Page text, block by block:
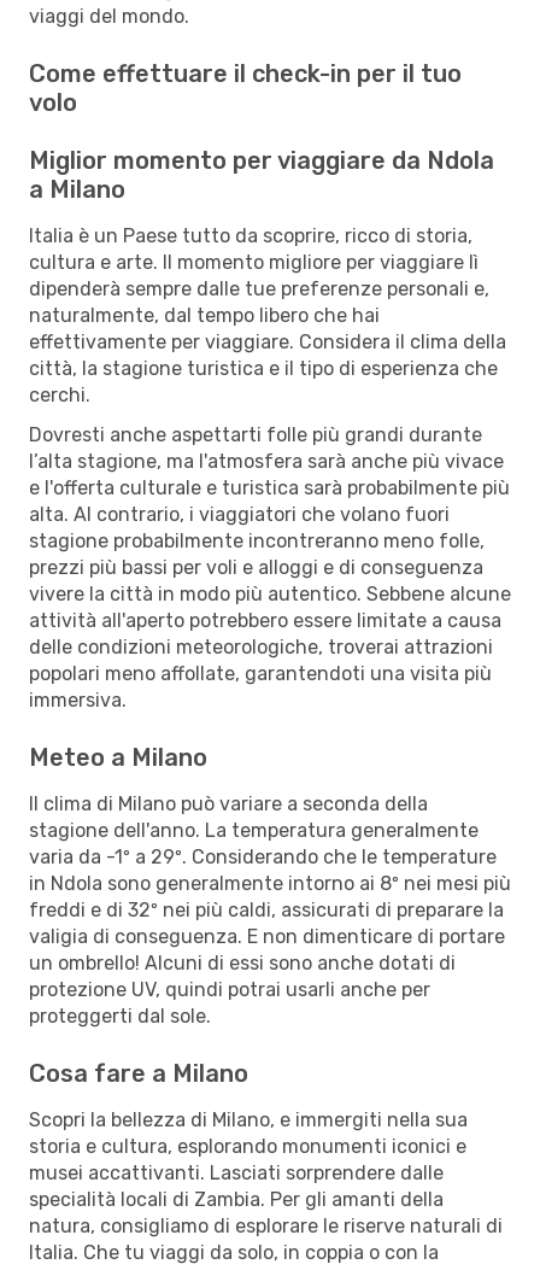
viaggi del mondo.
Come effettuare il check-in per il tuo
volo
Miglior momento per viaggiare da Ndola
a Milano
Italia è un Paese tutto da scoprire, ricco di storia,
cultura e arte. Il momento migliore per viaggiare lì
dipenderà sempre dalle tue preferenze personali e,
naturalmente, dal tempo libero che hai
effettivamente per viaggiare. Considera il clima della
città, la stagione turistica e il tipo di esperienza che
cerchi.
Dovresti anche aspettarti folle più grandi durante
l’alta stagione, ma l'atmosfera sarà anche più vivace
e l'offerta culturale e turistica sarà probabilmente più
alta. Al contrario, i viaggiatori che volano fuori
stagione probabilmente incontreranno meno folle,
prezzi più bassi per voli e alloggi e di conseguenza
vivere la città in modo più autentico. Sebbene alcune
attività all'aperto potrebbero essere limitate a causa
delle condizioni meteorologiche, troverai attrazioni
popolari meno affollate, garantendoti una visita più
immersiva.
Meteo a Milano
Il clima di Milano può variare a seconda della
stagione dell'anno. La temperatura generalmente
varia da -1º a 29º. Considerando che le temperature
in Ndola sono generalmente intorno ai 8º nei mesi più
freddi e di 32º nei più caldi, assicurati di preparare la
valigia di conseguenza. E non dimenticare di portare
un ombrello! Alcuni di essi sono anche dotati di
protezione UV, quindi potrai usarli anche per
proteggerti dal sole.
Cosa fare a Milano
Scopri la bellezza di Milano, e immergiti nella sua
storia e cultura, esplorando monumenti iconici e
musei accattivanti. Lasciati sorprendere dalle
specialità locali di Zambia. Per gli amanti della
natura, consigliamo di esplorare le riserve naturali di
Italia. Che tu viaggi da solo, in coppia o con la